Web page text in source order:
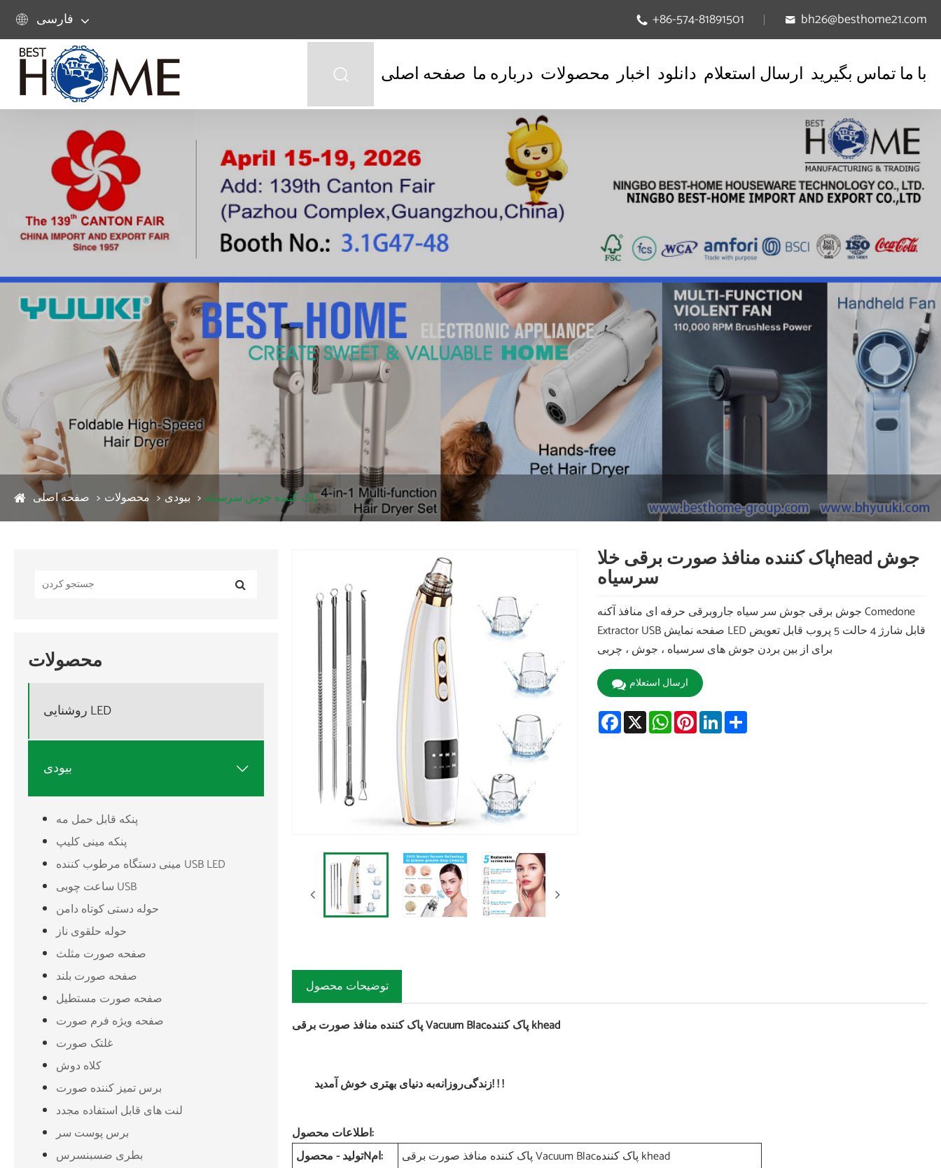
 فارسی  +86-574-81891501  bh26@besthome21.com
 صفحه اصلی درباره ما محصولات اخبار دانلود ارسال استعلام با ما تماس بگیرید
صفحه اصلی محصولات بیودی پاک کننده جوش سرسیاه
محصولات
روشنایی LED
بیودی 
پنکه قابل حمل مه
پنکه مینی کلیپ
مینی دستگاه مرطوب کننده USB LED
ساعت چوبی USB
حوله دستی کوتاه دامن
حوله حلقوی ناز
صفحه صورت مثلث
صفحه صورت بلند
صفحه صورت مستطیل
صفحه ویژه فرم صورت
غلتک صورت
کلاه دوش
برس تمیز کننده صورت
لنت های قابل استفاده مجدد
برس پوست سر
بطری ضسبنسرس
پاک کننده منافذ صورت برقی خلاhead جوش
سرسیاه
جوش برقی جوش سر سیاه جاروبرقی حرفه ای منافذ آکنه Comedone
Extractor USB صفحه نمایش LED قابل شارژ 4 حالت 5 پروب قابل تعویض
برای از بین بردن جوش های سرسیاه ، جوش ، چربی
ارسال استعلام
Facebook
X WhatsApp
PinterestLinkedInShare
توضیحات محصول
پاک کننده منافذ صورت برقی Vacuum Blac پاک کننده khead
به دنیای بهتری خوش آمدیدروزانه زندگی! ! !
اطلاعات محصول:
تولید - محصولN ام:
پاک کننده منافذ صورت برقی Vacuum Blacپاک کننده khead